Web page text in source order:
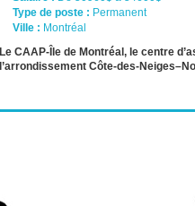
Type de poste : Permanent
Ville : Montréal
Le CAAP-Île de Montréal, le centre
l’arrondissement Côte-des-